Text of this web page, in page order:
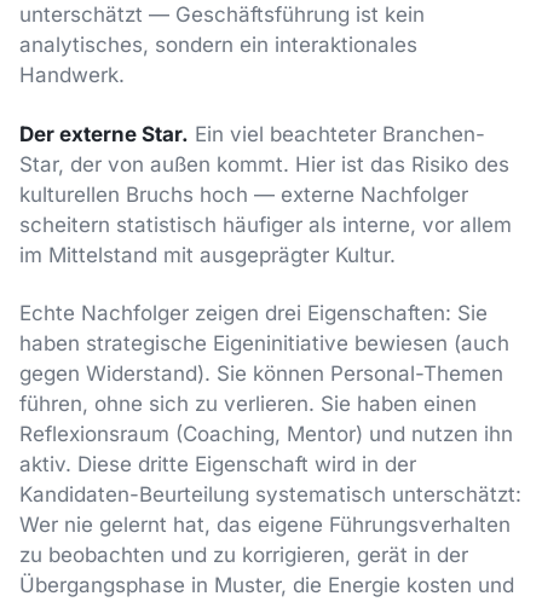
unterschätzt — Geschäftsführung ist kein
analytisches, sondern ein interaktionales
Handwerk.
Der externe Star. Ein viel beachteter Branchen-
Star, der von außen kommt. Hier ist das Risiko des
kulturellen Bruchs hoch — externe Nachfolger
scheitern statistisch häufiger als interne, vor allem
im Mittelstand mit ausgeprägter Kultur.
Echte Nachfolger zeigen drei Eigenschaften: Sie
haben strategische Eigeninitiative bewiesen (auch
gegen Widerstand). Sie können Personal-Themen
führen, ohne sich zu verlieren. Sie haben einen
Reflexionsraum (Coaching, Mentor) und nutzen ihn
aktiv. Diese dritte Eigenschaft wird in der
Kandidaten-Beurteilung systematisch unterschätzt:
Wer nie gelernt hat, das eigene Führungsverhalten
zu beobachten und zu korrigieren, gerät in der
Übergangsphase in Muster, die Energie kosten und